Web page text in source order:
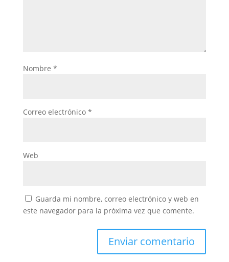
Nombre *
Correo electrónico *
Web
Guarda mi nombre, correo electrónico y web en
este navegador para la próxima vez que comente.